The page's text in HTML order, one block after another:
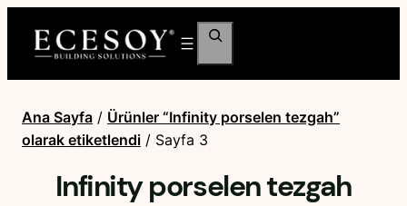
Ara
Ana Sayfa / Ürünler “Infinity porselen tezgah”
olarak etiketlendi / Sayfa 3
Infinity porselen tezgah